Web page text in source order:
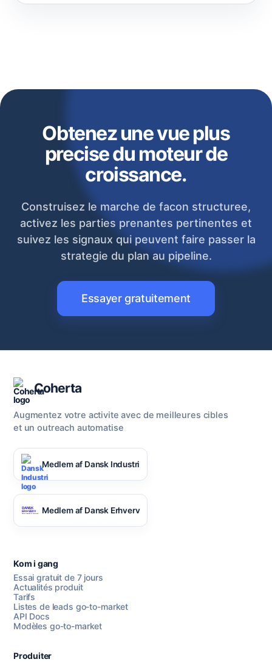
Obtenez une vue plus
precise du moteur de
croissance.
Construisez le marche de facon structuree,
activez les parties prenantes pertinentes et
suivez les signaux qui peuvent faire passer la
strategie du plan au pipeline.
Essayer gratuitement
Coherta
Augmentez votre activite avec de meilleures cibles
et un outreach automatise
Medlem af Dansk Industri
Medlem af Dansk Erhverv
Kom i gang
Essai gratuit de 7 jours
Actualités produit
Tarifs
Listes de leads go-to-market
API Docs
Modèles go-to-market
Produiter